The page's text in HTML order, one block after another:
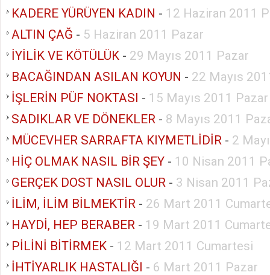
KADERE YÜRÜYEN KADIN - 12 Haziran 2011
ALTIN ÇAĞ - 5 Haziran 2011 Pazar
İYİLİK VE KÖTÜLÜK - 29 Mayıs 2011 Pazar
BACAĞINDAN ASILAN KOYUN - 22 Mayıs
İŞLERİN PÜF NOKTASI - 15 Mayıs 2011 Pazar
SADIKLAR VE DÖNEKLER - 8 Mayıs 2011
MÜCEVHER SARRAFTA KIYMETLİDİR - 2
HİÇ OLMAK NASIL BİR ŞEY - 10 Nisan 2011
GERÇEK DOST NASIL OLUR - 3 Nisan 2011
İLİM, İLİM BİLMEKTİR - 26 Mart 2011
HAYDİ, HEP BERABER - 19 Mart 2011
PİLİNİ BİTİRMEK - 12 Mart 2011 Cumartesi
İHTİYARLIK HASTALIĞI - 6 Mart 2011 Pazar